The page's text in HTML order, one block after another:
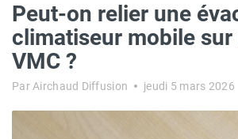
Peut-on relier une
climatiseur mobile sur
VMC ?
Par Airchaud Diffusion jeudi 5 mars 2026